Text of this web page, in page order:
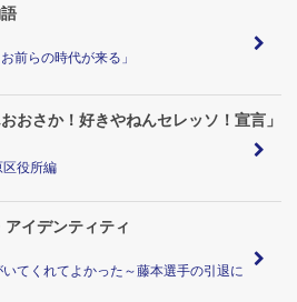
前らの時代が来る」
おおさか！好きやねんセレッソ！宣言」
区役所編
イデンティティ
てくれてよかった～藤本選手の引退に